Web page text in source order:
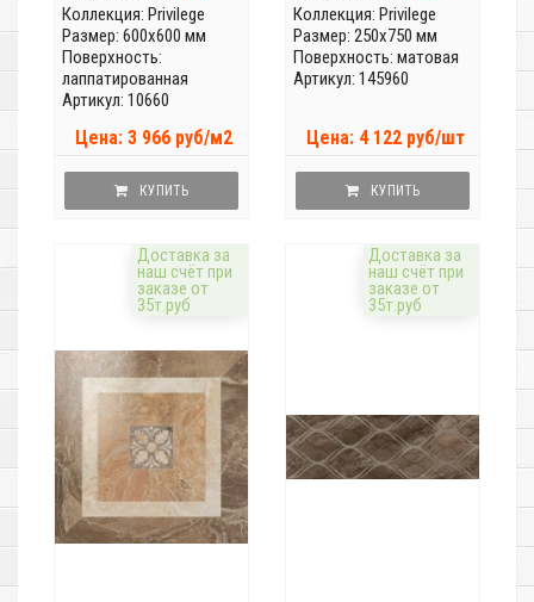
Коллекция: Privilege
Размер: 600x600 мм
Поверхность:
лаппатированная
Артикул: 10660
Цена: 3 966 руб/м2
КУПИТЬ
Коллекция: Privilege
Размер: 250x750 мм
Поверхность: матовая
Артикул: 145960
Цена: 4 122 руб/шт
КУПИТЬ
Доставка за
наш счёт при
заказе от
35т.руб
Доставка за
наш счёт при
заказе от
35т.руб